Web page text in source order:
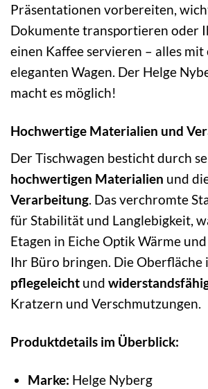
Präsentationen vorbereiten,
Dokumente transportieren oder
einen Kaffee servieren – alles mit
eleganten Wagen. Der Helge
macht es möglich!
Hochwertige Materialien und
Der Tischwagen besticht durch
hochwertigen Materialien und
Verarbeitung. Das verchromte
für Stabilität und Langlebigkeit,
Etagen in Eiche Optik Wärme
Ihr Büro bringen. Die Oberfläche
pflegeleicht und
Kratzern und Verschmutzungen.
Produktdetails im Überblick:
Marke: Helge Nyberg